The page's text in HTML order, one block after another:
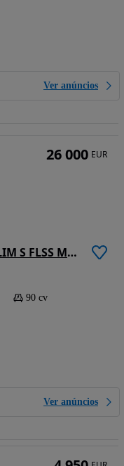
Ver anúncios
Harley-Davidson Softail 1800 SLIM S FLSS MILITARY EDITION
90 cv
Ver anúncios
26 000 EUR